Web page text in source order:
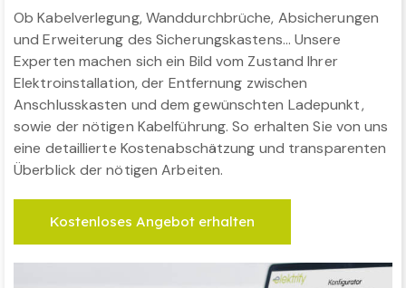
Ob Kabelverlegung, Wanddurchbrüche, Absicherungen
und Erweiterung des Sicherungskastens… Unsere
Experten machen sich ein Bild vom Zustand Ihrer
Elektroinstallation, der Entfernung zwischen
Anschlusskasten und dem gewünschten Ladepunkt,
sowie der nötigen Kabelführung. So erhalten Sie von uns
eine detaillierte Kostenabschätzung und transparenten
Überblick der nötigen Arbeiten.
Kostenloses Angebot erhalten